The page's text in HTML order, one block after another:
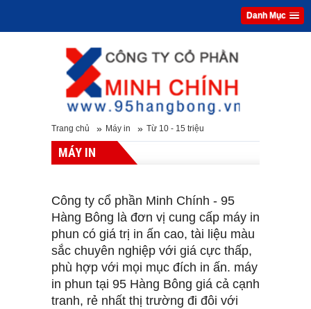
Danh Mục
Trang chủ » Máy in » Từ 10 - 15 triệu
MÁY IN
Công ty cổ phần Minh Chính - 95
Hàng Bông là đơn vị cung cấp máy in
phun có giá trị in ấn cao, tài liệu màu
sắc chuyên nghiệp với giá cực thấp,
phù hợp với mọi mục đích in ấn. máy
in phun tại 95 Hàng Bông giá cả cạnh
tranh, rẻ nhất thị trường đi đôi với